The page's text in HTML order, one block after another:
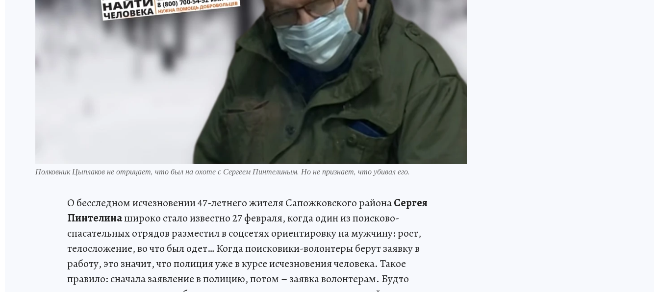
Полковник Цыплаков не отрицает, что был на охоте с Сергеем Пинтелиным. Но не признает, что убивал его.
О бесследном исчезновении 47-летнего жителя Сапожковского районаСергея
Пинтелинашироко стало известно 27 февраля, когда один из поисково-
спасательных отрядов разместил в соцсетях ориентировку на мужчину: рост,
телосложение, во что был одет… Когда поисковики-волонтеры берут заявку в
работу, это значит, что полиция уже в курсе исчезновения человека. Такое
правило: сначала заявление в полицию, потом – заявка волонтерам. Будто